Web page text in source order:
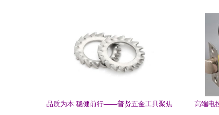
品质为本 稳健前行——普贤五金工具聚焦
高端电